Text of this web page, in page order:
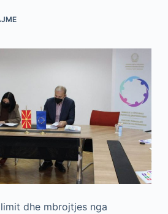
dhe mbrojtjes nga